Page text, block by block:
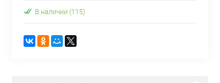
В наличии (115)